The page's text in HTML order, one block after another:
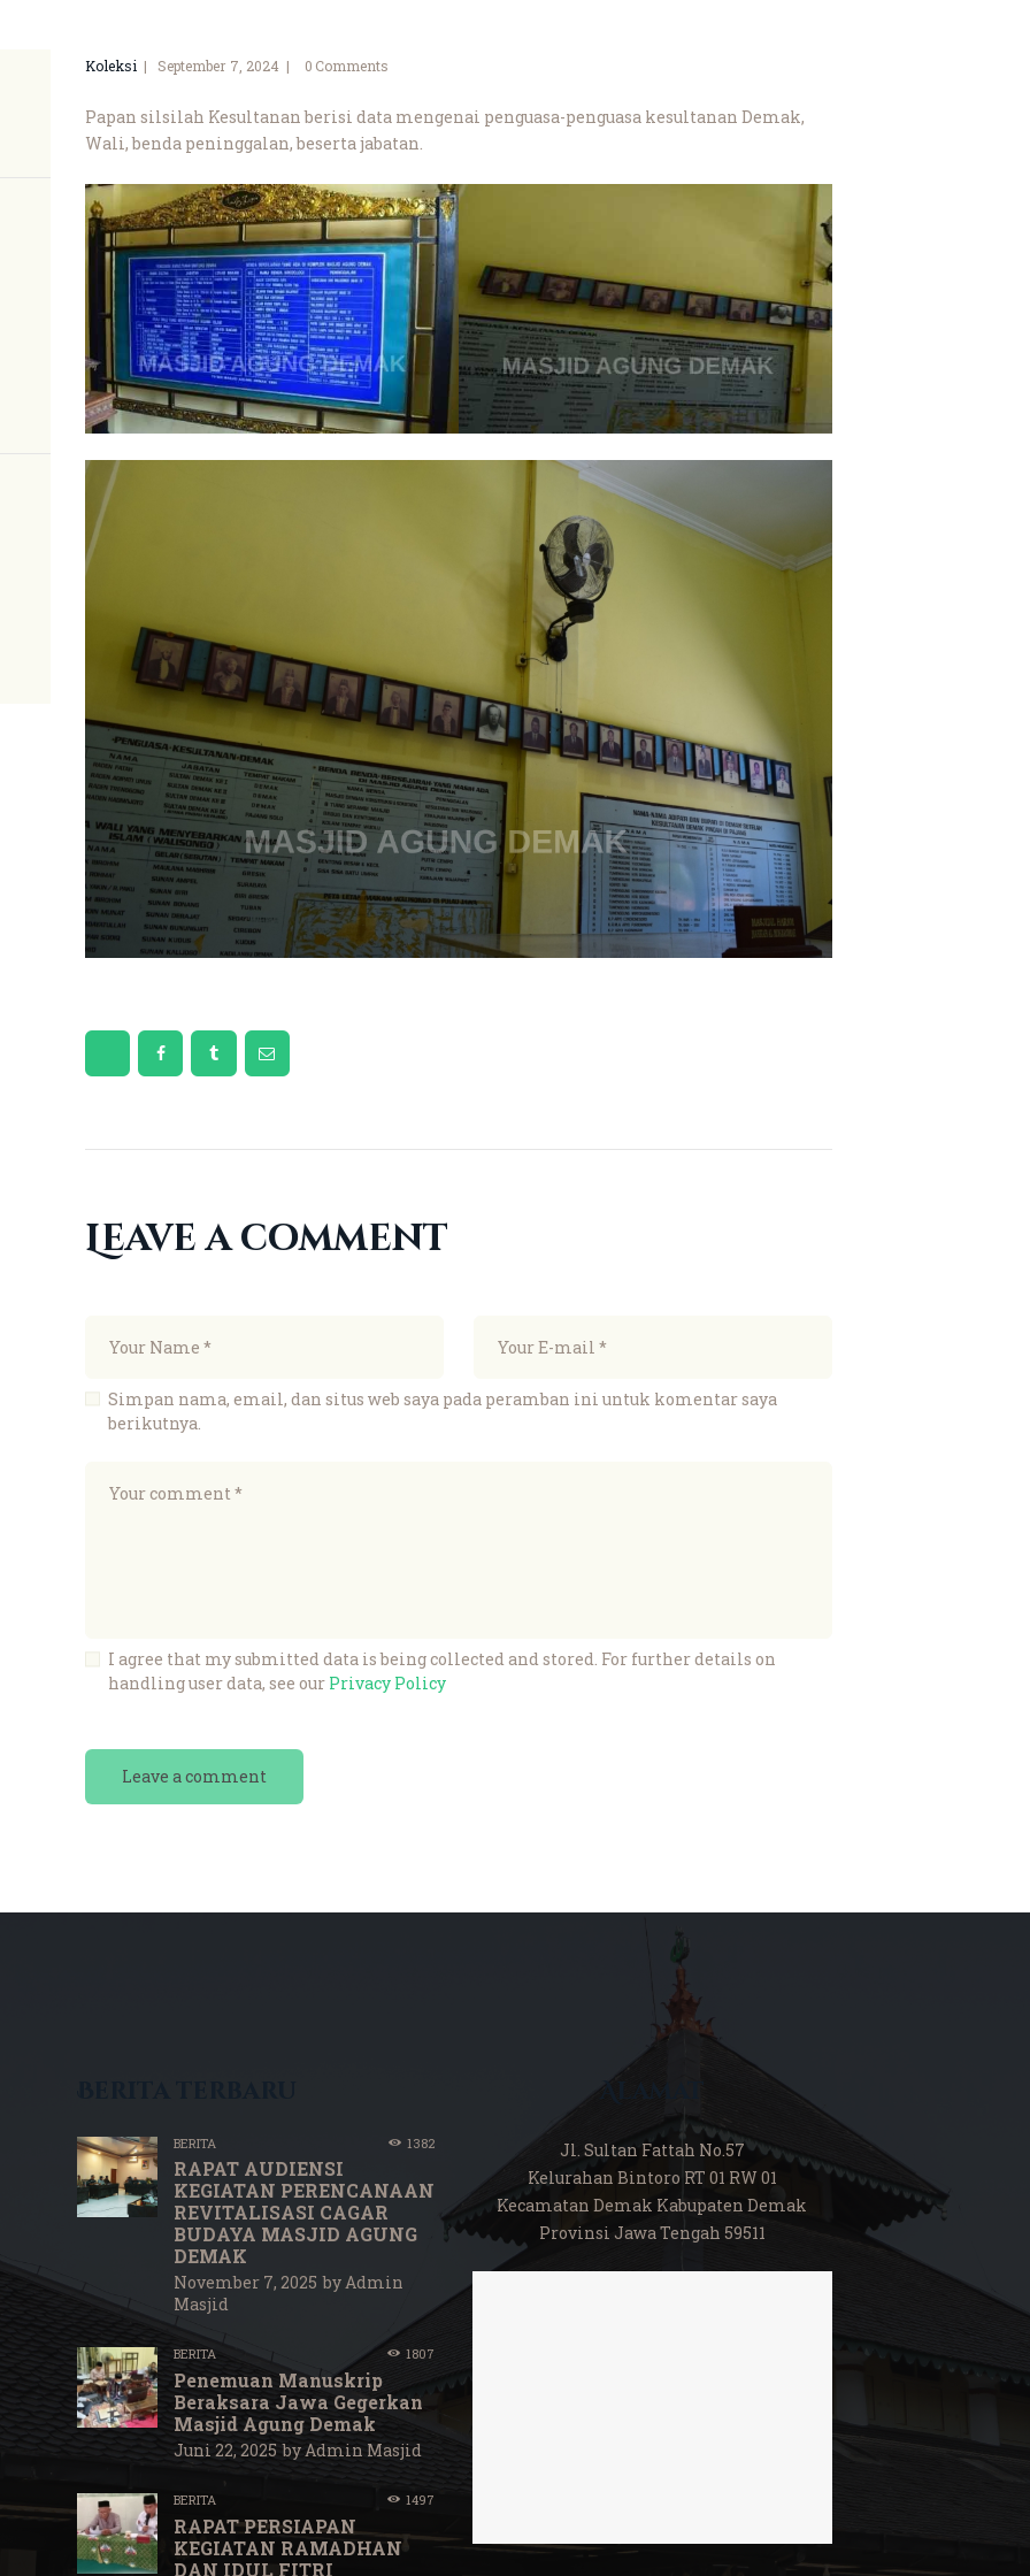
Koleksi September 7, 2024 0 Comments
Papan silsilah Kesultanan berisi data mengenai penguasa-penguasa kesultanan Demak,
Wali, benda peninggalan, beserta jabatan.
Leave a comment
Simpan nama, email, dan situs web saya pada peramban ini untuk komentar saya
berikutnya.
I agree that my submitted data is being collected and stored. For further details on
handling user data, see our Privacy Policy
BERITA 1382
RAPAT AUDIENSI
KEGIATAN PERENCANAAN
REVITALISASI CAGAR
BUDAYA MASJID AGUNG
DEMAK
November 7, 2025 byAdmin
Masjid
BERITA 1807
Penemuan Manuskrip
Beraksara Jawa Gegerkan
Masjid Agung Demak
Juni 22, 2025 byAdmin Masjid
BERITA 1497
RAPAT PERSIAPAN
KEGIATAN RAMADHAN
DAN IDUL FITRI
Alamat
Jl. Sultan Fattah No.57
Kelurahan Bintoro RT 01 RW 01
Kecamatan Demak Kabupaten Demak
Provinsi Jawa Tengah 59511